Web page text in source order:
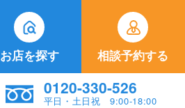
お店を探す 相談予約する
0120-330-526
平日・土日祝 9:00-18:00